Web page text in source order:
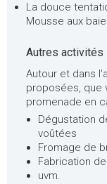
La douce
Mousse aux
Autres activités
Autour et dans
proposées, que
promenade en
Dégustation
voûtées
Fromage de
Fabrication
uvm.